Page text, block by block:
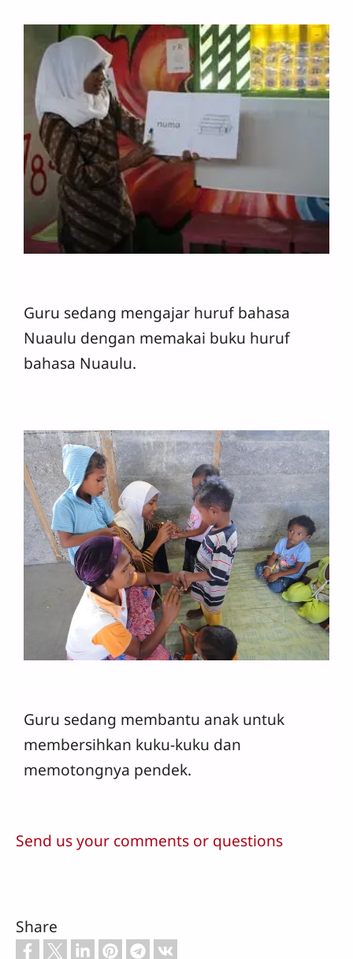
Guru sedang mengajar huruf bahasa
Nuaulu dengan memakai buku huruf
bahasa Nuaulu.
Guru sedang membantu anak untuk
membersihkan kuku-kuku dan
memotongnya pendek.
Send us your comments or questions
Share